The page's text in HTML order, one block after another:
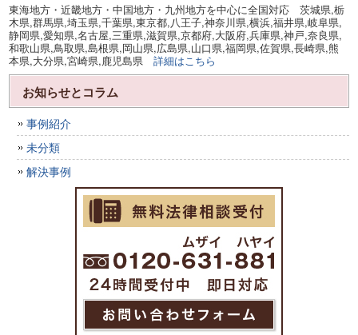
東海地方・近畿地方・中国地方・九州地方を中心に全国対応 茨城県,栃
木県,群馬県,埼玉県,千葉県,東京都,八王子,神奈川県,横浜,福井県,岐阜県,
静岡県,愛知県,名古屋,三重県,滋賀県,京都府,大阪府,兵庫県,神戸,奈良県,
和歌山県,鳥取県,島根県,岡山県,広島県,山口県,福岡県,佐賀県,長崎県,熊
本県,大分県,宮崎県,鹿児島県詳細はこちら
お知らせとコラム
事例紹介
未分類
解決事例